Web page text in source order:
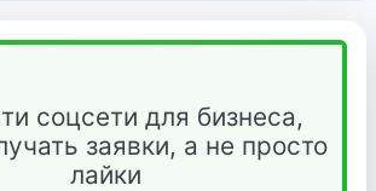
соцсети для бизнеса,
заявки, а не просто
лайки